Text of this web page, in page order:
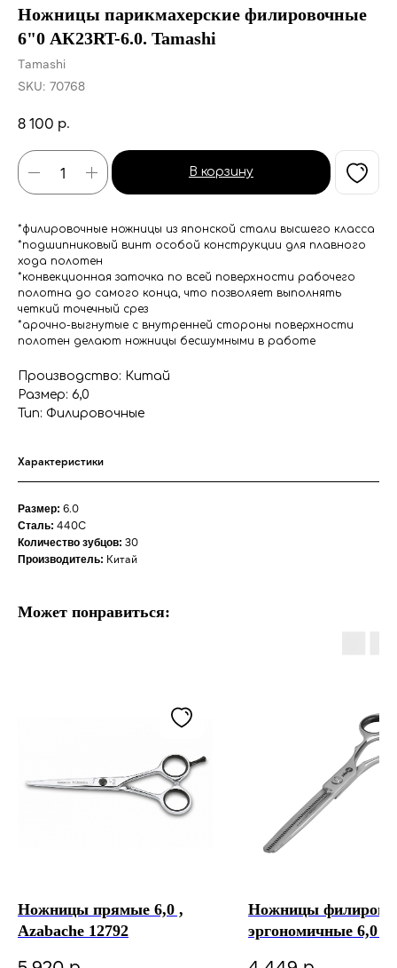
Ножницы парикмахерские филировочные
6"0 АК23RT-6.0. Tamashi
Tamashi
SKU: 70768
8 100 р.
В корзину
*филировочные ножницы из японской стали высшего класса
*подшипниковый винт особой конструкции для плавного
хода полотен
*конвекционная заточка по всей поверхности рабочего
полотна до самого конца, что позволяет выполнять
четкий точечный срез
*арочно-выгнутые с внутренней стороны поверхности
полотен делают ножницы бесшумными в работе
Производство: Китай
Размер: 6,0
Тип: Филировочные
Характеристики
Размер: 6.0
Сталь: 440С
Количество зубцов: 30
Производитель: Китай
Может понравиться:
Ножницы прямые 6,0 ,
Azabache 12792
Ножницы
эргономичные 6,0 ,